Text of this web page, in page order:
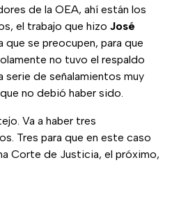
de la OEA, ahí están los
el trabajo que hizo José
que se preocupen, para que
no tuvo el respaldo
serie de señalamientos muy
no debió haber sido.
Va a haber tres
Tres para que en este caso
Corte de Justicia, el próximo,